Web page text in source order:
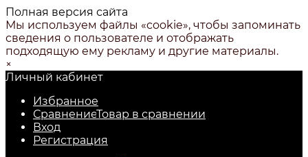
Полная версия сайта
Мы используем файлы «cookie», чтобы запоминать
сведения о пользователе и отображать
подходящую ему рекламу и другие материалы.
×
Личный кабинет
Избранное
СравнениеТовар в сравнении
Вход
Регистрация